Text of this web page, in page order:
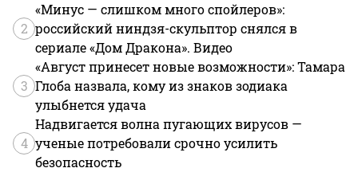
2
«Минус — слишком много спойлеров»:
российский ниндзя-скульптор снялся в
сериале «Дом Дракона». Видео
3
«Август принесет новые возможности»: Тамара
Глоба назвала, кому из знаков зодиака
улыбнется удача
4
Надвигается волна пугающих вирусов —
ученые потребовали срочно усилить
безопасность